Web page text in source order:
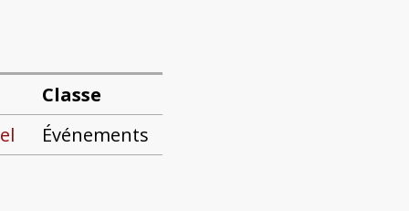
Classe
Événements